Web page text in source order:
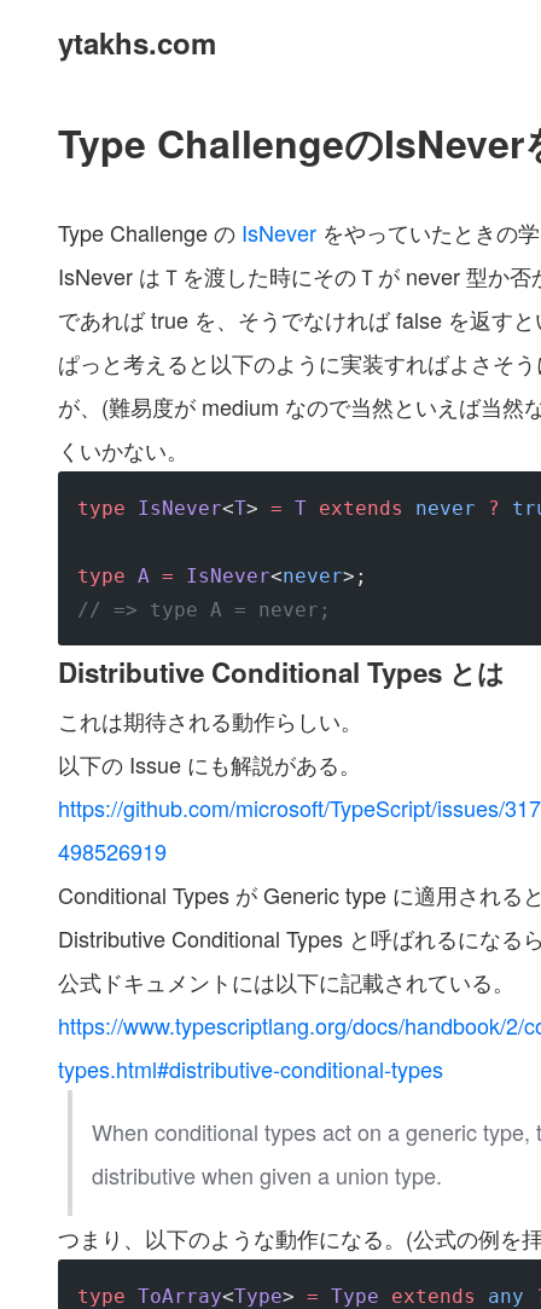
ytakhs.com
Type ChallengeのIsNever
Type Challenge の IsNever をやっていたときの
IsNever はＴを渡した時にそのＴが never 型か
であれば true を、そうでなければ false を返す
ぱっと考えると以下のように実装すればよさそ
が、(難易度が medium なので当然といえば当然
くいかない。
type IsNever<T> = T extends never ?
type A = IsNever<never>;
// => type A = never;
Distributive Conditional Types とは
これは期待される動作らしい。
以下の Issue にも解説がある。
https://github.com/microsoft/TypeScript/issues/
498526919
Conditional Types が Generic type に適用される
Distributive Conditional Types と呼ばれるになる
公式ドキュメントには以下に記載されている。
https://www.typescriptlang.org/docs/handbook/2/
types.html#distributive-conditional-types
When conditional types act on a generic type,
distributive when given a union type.
つまり、以下のような動作になる。(公式の例を
type ToArray<Type> = Type extends any